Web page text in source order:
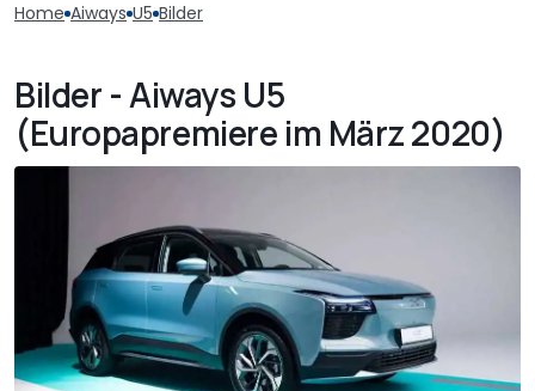
Home Aiways U5 Bilder
Bilder - Aiways U5
(Europapremiere im März 2020)